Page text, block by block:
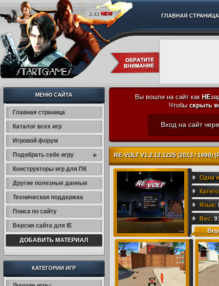
2.02 NEW ГЛАВНАЯ СТРАНИЦА
Вы вошли на сайт как НЕ
Чтобыскрыть
Вход на сайт
RE-VOLT V1.2.12.1225 (2013 / 1999)
Одна
600 Мб
до 2
Игры
Мб,На
200 Мб
Язык:
Вес:
МЕНЮ САЙТА
Главная страница
Каталог всех игр
Игровой форум
Подобрать себе игру +
Конструкторы игр для ПК
Другие полезные данные
Техническая поддержка
Поиск по сайту
Версия сайта для IE
ДОБАВИТЬ МАТЕРИАЛ
КАТЕГОРИИ ИГР